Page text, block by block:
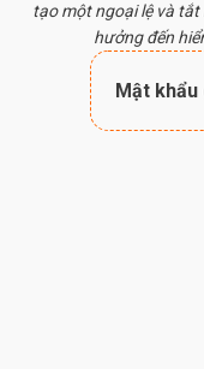
tạo một ngoại lệ và
hưởng đến
Mật khẩu